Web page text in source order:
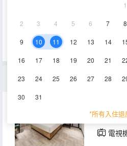
1
2 3 4 5 6 7 8
9 10 11 12 13 14
16 17 18 19 20 21
23 24 25 26 27 28
30 31
*所有入住
標準家
25㎡
電視